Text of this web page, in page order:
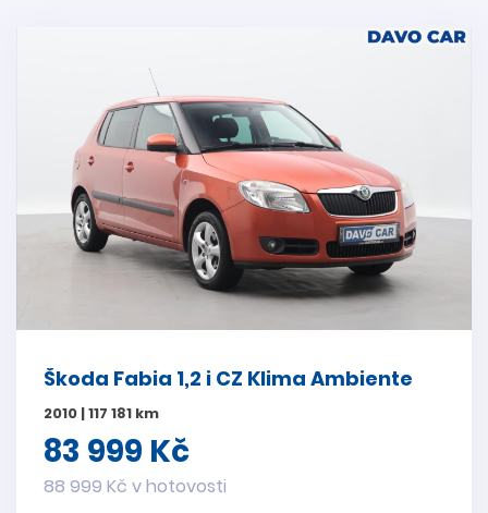
Škoda Fabia 1,2 i CZ Klima Ambiente
2010 | 117 181 km
83 999 Kč
88 999 Kč v hotovosti